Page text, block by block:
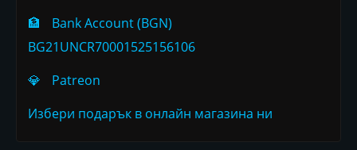
🏦
Bank Account (BGN)
BG21UNCR70001525156106
💎
Patreon
Избери подарък в онлайн магазина ни